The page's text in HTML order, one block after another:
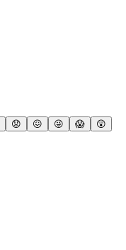
😟 😖 😜 😱
😲